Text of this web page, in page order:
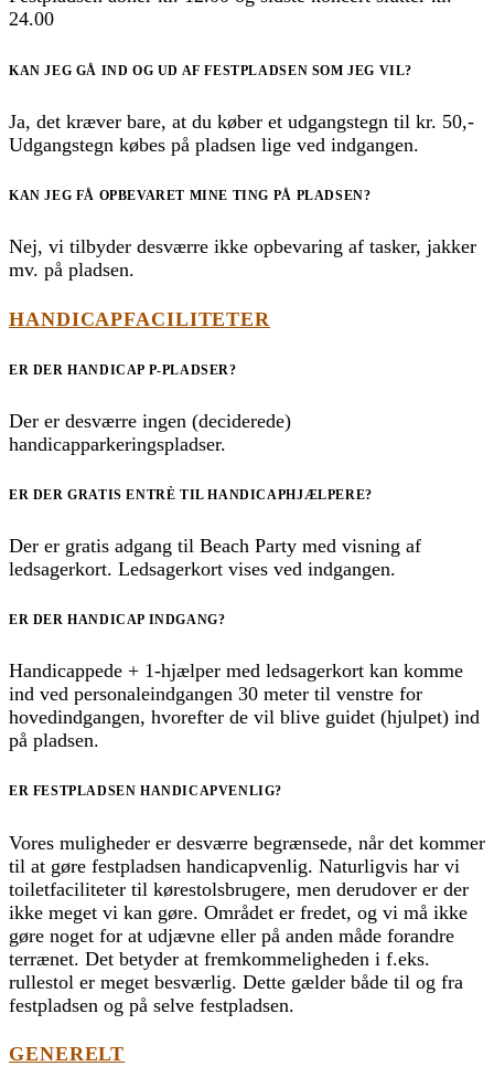
24.00
KAN JEG GÅ IND OG UD AF FESTPLADSEN SOM JEG VIL?
Ja, det kræver bare, at du køber et udgangstegn til kr. 50,-
Udgangstegn købes på pladsen lige ved indgangen.
KAN JEG FÅ OPBEVARET MINE TING PÅ PLADSEN?
Nej, vi tilbyder desværre ikke opbevaring af tasker, jakker
mv. på pladsen.
HANDICAPFACILITETER
ER DER HANDICAP P-PLADSER?
Der er desværre ingen (deciderede)
handicapparkeringspladser.
ER DER GRATIS ENTRÈ TIL HANDICAPHJÆLPERE?
Der er gratis adgang til Beach Party med visning af
ledsagerkort. Ledsagerkort vises ved indgangen.
ER DER HANDICAP INDGANG?
Handicappede + 1-hjælper med ledsagerkort kan komme
ind ved personaleindgangen 30 meter til venstre for
hovedindgangen, hvorefter de vil blive guidet (hjulpet) ind
på pladsen.
ER FESTPLADSEN HANDICAPVENLIG?
Vores muligheder er desværre begrænsede, når det kommer
til at gøre festpladsen handicapvenlig. Naturligvis har vi
toiletfaciliteter til kørestolsbrugere, men derudover er der
ikke meget vi kan gøre. Området er fredet, og vi må ikke
gøre noget for at udjævne eller på anden måde forandre
terrænet. Det betyder at fremkommeligheden i f.eks.
rullestol er meget besværlig. Dette gælder både til og fra
festpladsen og på selve festpladsen.
GENERELT